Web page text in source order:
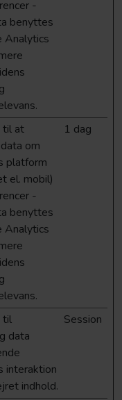
-
benyttes
Analytics
til at
om
platform
el. mobil)
-
benyttes
Analytics
1 dag
til
data
interaktion
indhold.
Session